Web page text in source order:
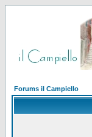
Forums il Campiello